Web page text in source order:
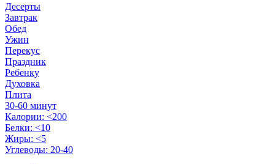
Десерты
Завтрак
Обед
Ужин
Перекус
Праздник
Ребенку
Духовка
Плита
30-60 минут
Калории: <200
Белки: <10
Жиры: <5
Углеводы: 20-40